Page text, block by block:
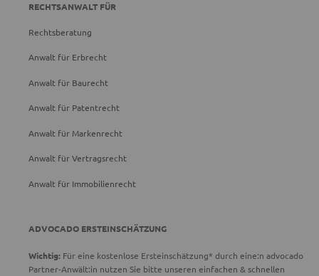
RECHTSANWALT FÜR
Rechtsberatung
Anwalt für Erbrecht
Anwalt für Baurecht
Anwalt für Patentrecht
Anwalt für Markenrecht
Anwalt für Vertragsrecht
Anwalt für Immobilienrecht
ADVOCADO ERSTEINSCHÄTZUNG
Wichtig: Für eine kostenlose Ersteinschätzung* durch eine:n advocado
Partner-Anwält:in nutzen Sie bitte unseren einfachen & schnellen